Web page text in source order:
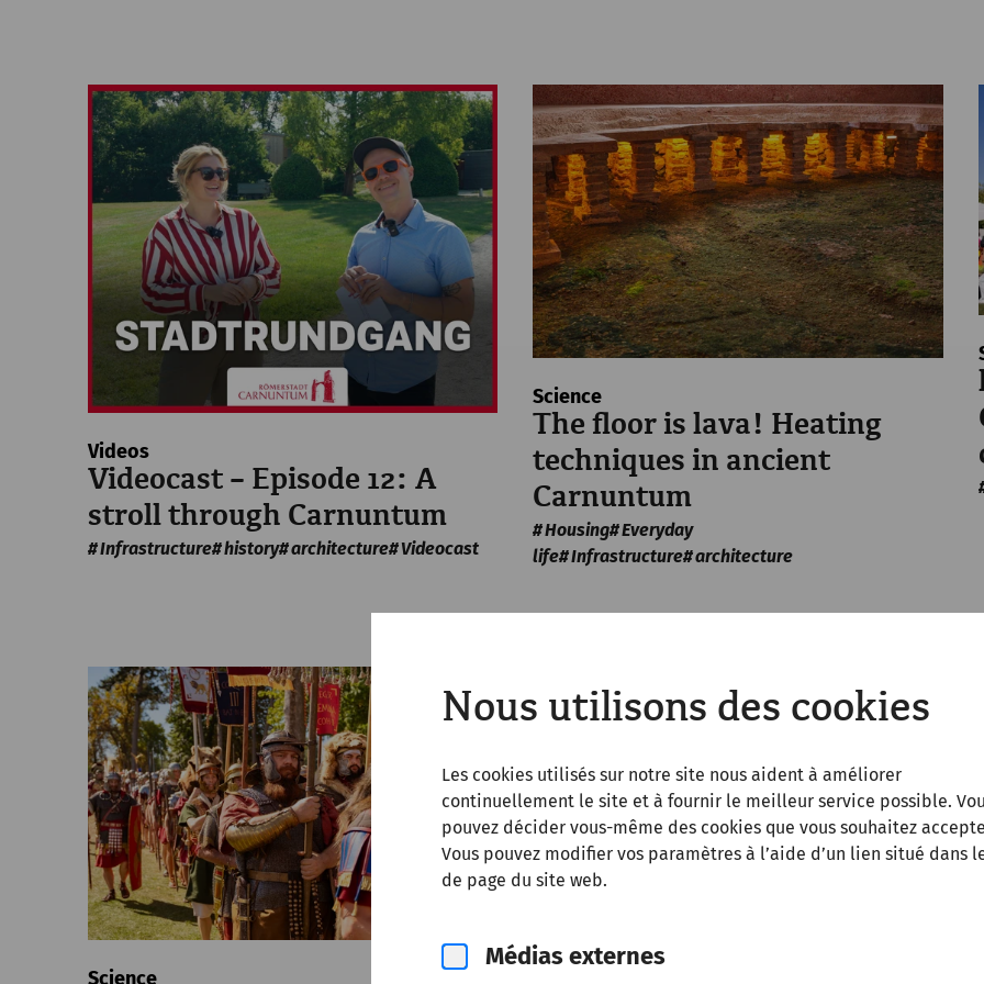
Nous utilisons des cookies
Les cookies utilisés sur notre site nous aident à améliorer
continuellement le site et à fournir le meilleur service possible.
pouvez décider vous-même des cookies que vous souhaitez
Vous pouvez modifier vos paramètres à l’aide d’un lien situé dans
de page du site web.
Médias externes
Videos
Videocast – Episode 12: A
stroll through Carnuntum
Infrastructure history architecture Videocast
Science
The floor is lava! Heating
techniques in ancient
Carnuntum
Housing Everyday
life Infrastructure architecture
Science